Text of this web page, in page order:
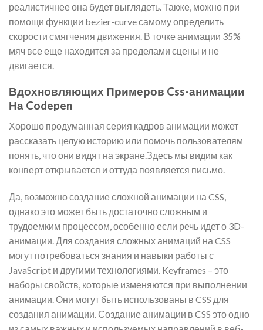
реалистичнее она будет выглядеть. Также, можно при
помощи функции bezier-curve самому определить
скорости смягчения движения. В точке анимации 35%
мяч все еще находится за пределами сцены и не
двигается.
Вдохновляющих Примеров Css-анимации
На Codepen
Хорошо продуманная серия кадров анимации может
рассказать целую историю или помочь пользователям
понять, что они видят на экране.Здесь мы видим как
конверт открывается и оттуда появляется письмо.
Да, возможно создание сложной анимации на CSS,
однако это может быть достаточно сложным и
трудоемким процессом, особенно если речь идет о 3D-
анимации. Для создания сложных анимаций на CSS
могут потребоваться знания и навыки работы с
JavaScript и другими технологиями. Keyframes – это
наборы свойств, которые изменяются при выполнении
анимации. Они могут быть использованы в CSS для
создания анимации. Создание анимации в CSS это одно